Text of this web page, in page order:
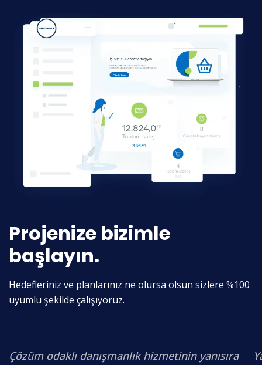
Projenize bizimle
başlayın.
Hedefleriniz ve planlarınız ne olursa olsun sizlere %100
uyumlu şekilde çalışıyoruz.
Çözüm odaklı danışmanlık hizmetinin yanısıra